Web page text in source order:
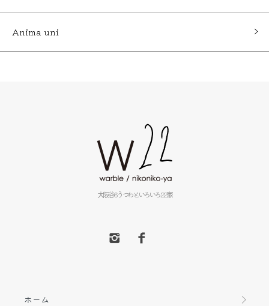
Anima uni
大阪谷6うつわといろいろ22家
ホーム